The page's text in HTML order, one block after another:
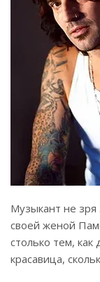
Музыкант не зря
своей женой
столько тем, как
красавица,